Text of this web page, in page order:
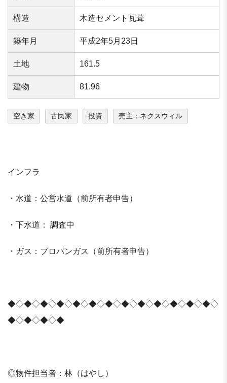
構造 木造セメント瓦葺
築年⽉ 平成2年5月23日
⼟地 161.5
建物 81.96
空き家 古民家 投資 売主：ネクスウィル
インフラ
・水道：公営水道（前所有者申告）
・下水道： 調査中
・ガス：プロパンガス（前所有者申告）
◆◇◆◇◆◇◆◇◆◇◆◇◆◇◆◇◆◇◆◇◆◇◆◇◆◇
◆◇◆◇◆◇◆
◎物件担当者：林（はやし）